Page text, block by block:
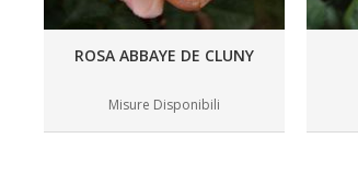
ROSA ABBAYE DE CLUNY
Misure Disponibili